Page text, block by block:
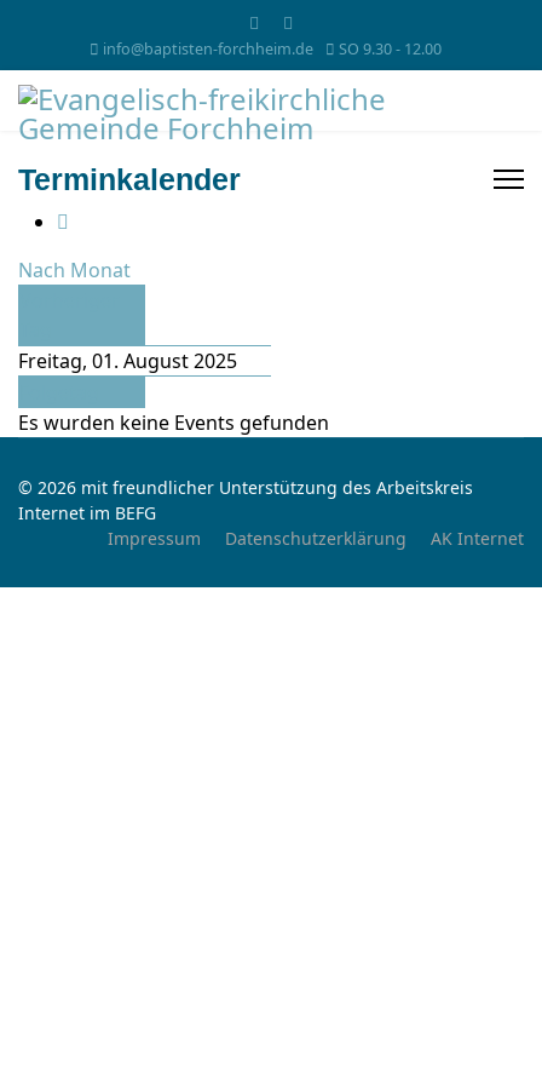
info@baptisten-forchheim.de SO 9.30 - 12.00
Terminkalender
Nach Monat
Freitag, 01. August 2025
Es wurden keine Events gefunden
© 2026 mit freundlicher Unterstützung des Arbeitskreis
Internet im BEFG
Impressum
Datenschutzerklärung AK Internet